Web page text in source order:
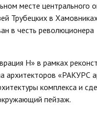
месте центрального
Трубецких в
в честь революционера
Н» в рамках
архитекторов «РАКУРС
комплекса и
пейзаж.